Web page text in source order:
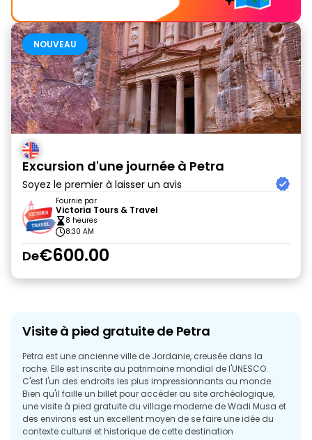
NOUVEAU
Excursion d'une journée à Petra
Soyez le premier à laisser un avis
Fournie par
Victoria Tours & Travel
8 heures
8:30 AM
De€600.00
Visite à pied gratuite de Petra
Petra est une ancienne ville de Jordanie, creusée dans la
roche. Elle est inscrite au patrimoine mondial de l'UNESCO.
C'est l'un des endroits les plus impressionnants au monde.
Bien qu'il faille un billet pour accéder au site archéologique,
une visite à pied gratuite du village moderne de Wadi Musa et
des environs est un excellent moyen de se faire une idée du
contexte culturel et historique de cette destination